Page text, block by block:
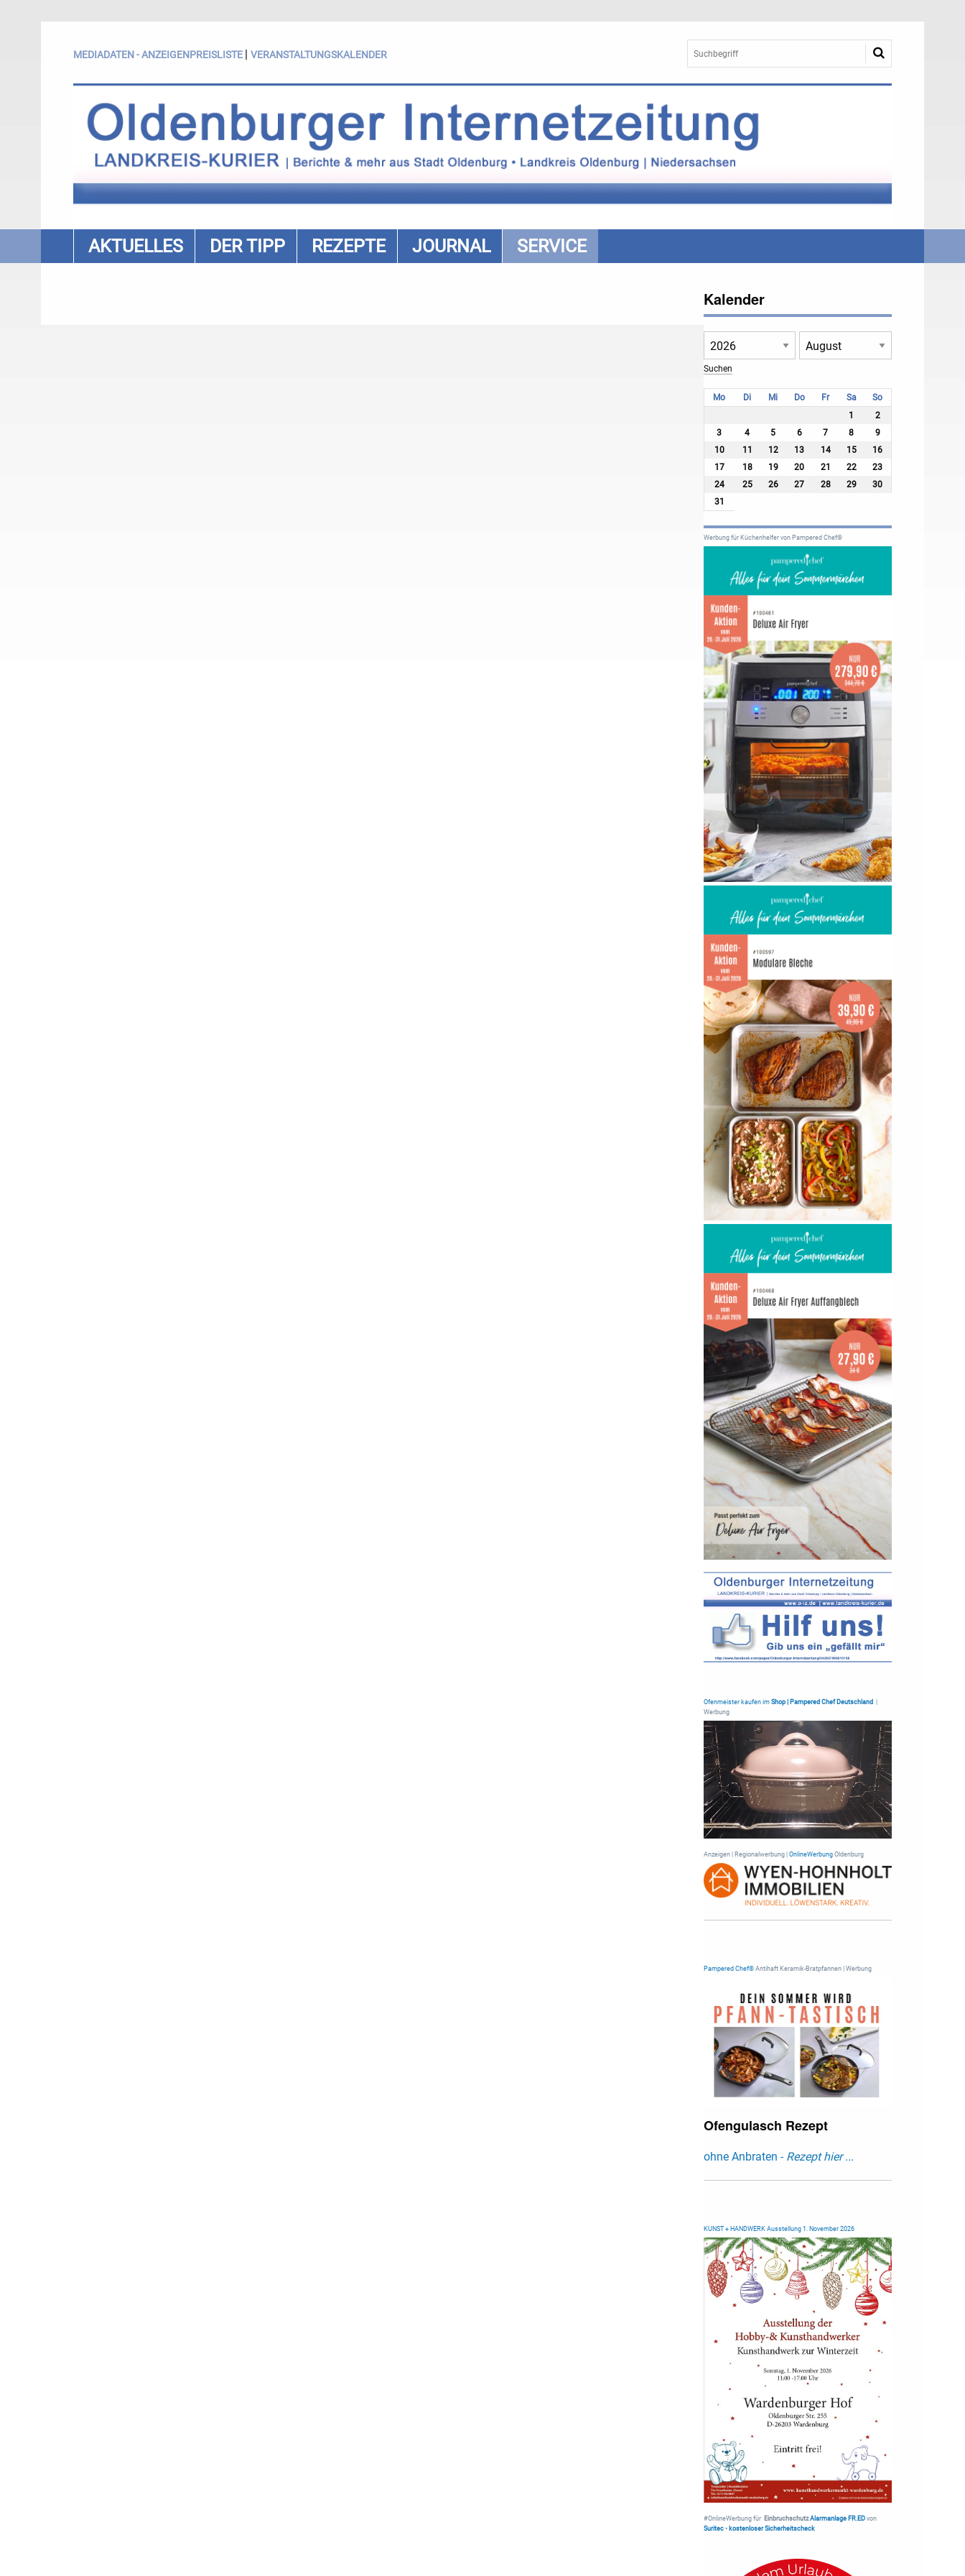
MEDIADATEN - ANZEIGENPREISLISTE | VERANSTALTUNGSKALENDER
AKTUELLES DER TIPP REZEPTE JOURNAL SERVICE
Kalender
Mo Di Mi Do Fr Sa
So
1
2
3
4 5 6 7 8
9
10
11 12 13 14 15
16
17
18 19 20 21 22
23
24
25 26 27 28 29
30
31
Werbung für Küchenhelfer von Pampered Chef®
Ofenmeister kaufen im Shop | Pampered Chef Deutschland
Werbung
Anzeigen | Regionalwerbung | OnlineWerbungOldenburg
Pampered Chef®Antihaft Keramik-Bratpfannen | Werbung
Ofengulasch Rezept
ohne Anbraten - Rezept hier ...
KUNST + HANDWERK Ausstellung 1. November 2026
#OnlineWerbung für Einbruchschutz Alarmanlage FR.ED von
Suritec• kostenloser Sicherheitscheck